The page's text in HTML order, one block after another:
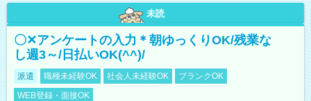
未読
〇✕アンケートの入力＊朝ゆっくりOK/残業な
し週3～/日払いOK(^^)/
派遣 職種未経験OK 社会人未経験OK
ブランクOK
WEB登録・面接OK